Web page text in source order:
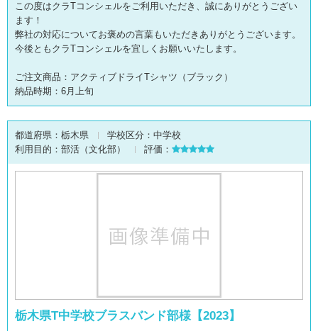
この度はクラTコンシェルをご利用いただき、誠にありがとうござい
ます！
弊社の対応についてお褒めの言葉もいただきありがとうございます。
今後ともクラTコンシェルを宜しくお願いいたします。
ご注文商品：アクティブドライTシャツ（ブラック）
納品時期：6月上旬
都道府県： 栃木県 学校区分： 中学校
利用目的： 部活（文化部） 評価：
栃木県T中学校ブラスバンド部様【2023】